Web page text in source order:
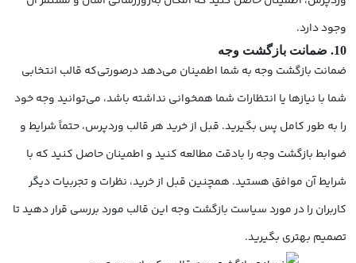
وجود دارد.
10. ضمانت بازگشت وجه
ضمانت بازگشت وجه به شما اطمینان می‌دهد درصورتی‌که قالب انتخابی
شما با نیازها یا انتظارات شما همخوانی نداشته باشد، می‌توانید وجه خود
را به طور کامل پس بگیرید. قبل از خرید هر قالب وردپرس، حتماً شرایط و
ضوابط بازگشت وجه را بادقت مطالعه کنید و اطمینان حاصل کنید که با
شرایط آن موافق هستید. همچنین قبل از خرید، نظرات و تجربیات دیگر
کاربران را در مورد سیاست بازگشت وجه این قالب مورد بررسی قرار دهید تا
تصمیم بهتری بگیرید.